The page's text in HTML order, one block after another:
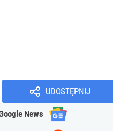
UDOSTĘPNIJ
News